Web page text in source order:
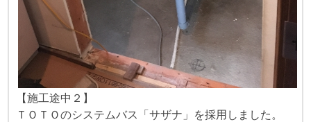
【施工途中２】
ＴＯＴＯのシステムバス「サザナ」を採用しました。